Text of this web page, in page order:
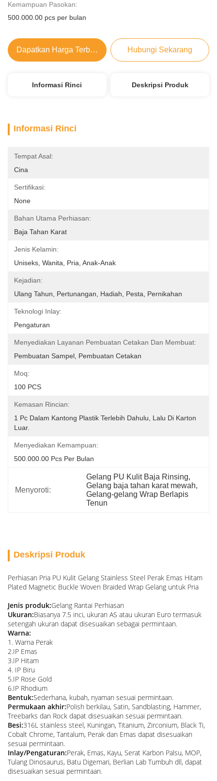
Kemampuan Pasokan:
500.000.00 pcs per bulan
Dapatkan Harga Terbaik Hubungi Sekarang
Informasi Rinci Deskripsi Produk
Informasi Rinci
Tempat Asal:
Cina
Sertifikasi:
None
Bahan Utama Perhiasan:
Baja Tahan Karat
Jenis Kelamin:
Uniseks, Wanita, Pria, Anak-Anak
Kejadian:
Ulang Tahun, Pertunangan, Hadiah, Pesta, Pernikahan
Teknologi Inlay:
Pengaturan
Menyediakan Layanan Pembuatan Cetakan Dan Membuat:
Pembuatan Sampel, Pembuatan Cetakan
Moq:
100 PCS
Kemasan Rincian:
1 Pc Dalam Kantong Plastik Terlebih Dahulu, Lalu Di Karton
Luar.
Menyediakan Kemampuan:
500.000.00 Pcs Per Bulan
Menyoroti:
Gelang PU Kulit Baja Rinsing,
Gelang baja tahan karat mewah,
Gelang-gelang Wrap Berlapis
Tenun
Deskripsi Produk
Perhiasan Pria PU Kulit Gelang Stainless Steel Perak Emas Hitam
Plated Magnetic Buckle Woven Braided Wrap Gelang untuk Pria
Jenis produk:Gelang Rantai Perhiasan
Ukuran:Biasanya 7.5 inci, ukuran AS atau ukuran Euro termasuk
setengah ukuran dapat disesuaikan sebagai permintaan.
Warna:
1. Warna Perak
2.IP Emas
3.IP Hitam
4. IP Biru
5.IP Rose Gold
6.IP Rhodium
Bentuk:Sederhana, kubah, nyaman sesuai permintaan.
Permukaan akhir:Polish berkilau, Satin, Sandblasting, Hammer,
Treebarks dan Rock dapat disesuaikan sesuai permintaan.
Besi:316L stainless steel, Kuningan, Titanium, Zirconium, Black Ti,
Cobalt Chrome, Tantalum, Perak dan Emas dapat disesuaikan
sesuai permintaan.
Inlay/Pengaturan:Perak, Emas, Kayu, Serat Karbon Palsu, MOP,
Tulang Dinosaurus, Batu Digemari, Berlian Lab Tumbuh dll, dapat
disesuaikan sesuai permintaan.